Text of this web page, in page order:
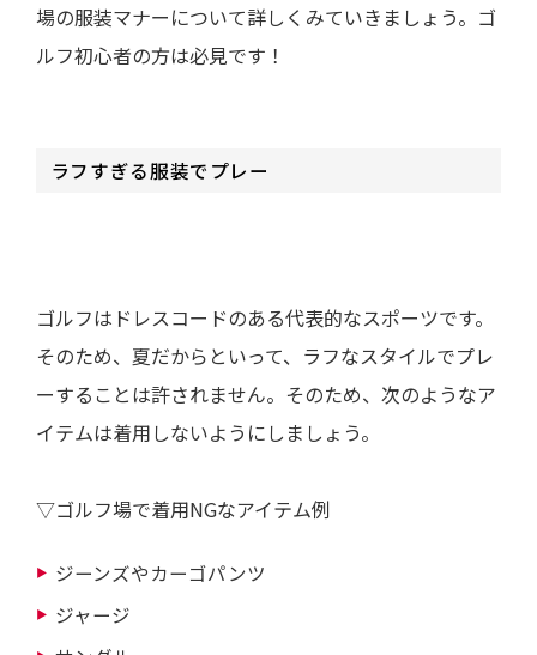
場の服装マナーについて詳しくみていきましょう。ゴ
ルフ初心者の方は必見です！
ラフすぎる服装でプレー
ゴルフはドレスコードのある代表的なスポーツです。
そのため、夏だからといって、ラフなスタイルでプレ
ーすることは許されません。そのため、次のようなア
イテムは着用しないようにしましょう。
▽ゴルフ場で着用NGなアイテム例
ジーンズやカーゴパンツ
ジャージ